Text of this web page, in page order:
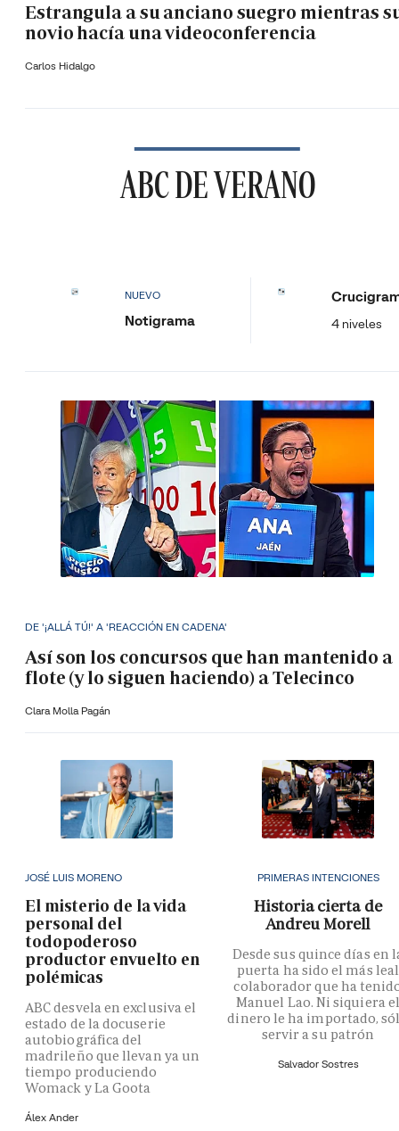
Estrangula a su anciano suegro mientras
novio hacía una videoconferencia
Carlos Hidalgo
ABC DE VERANO
NUEVO
Notigrama 4 niveles
DE '¡ALLÁ TÚ!' A 'REACCIÓN EN CADENA'
Así son los concursos que han mantenido a
flote (y lo siguen haciendo) a Telecinco
Clara Molla Pagán
JOSÉ LUIS MORENO
El misterio de la vida
personal del
todopoderoso
productor envuelto en
polémicas
ABC desvela en exclusiva el
estado de la docuserie
autobiográfica del
madrileño que llevan ya un
tiempo produciendo
Womack y La Goota
Álex Ander
PRIMERAS INTENCIONES
Historia cierta de
Andreu Morell
Desde sus quince días en
puerta ha sido el más leal
colaborador que ha
Manuel Lao. Ni siquiera
dinero le ha importado,
servir a su patrón
Salvador Sostres